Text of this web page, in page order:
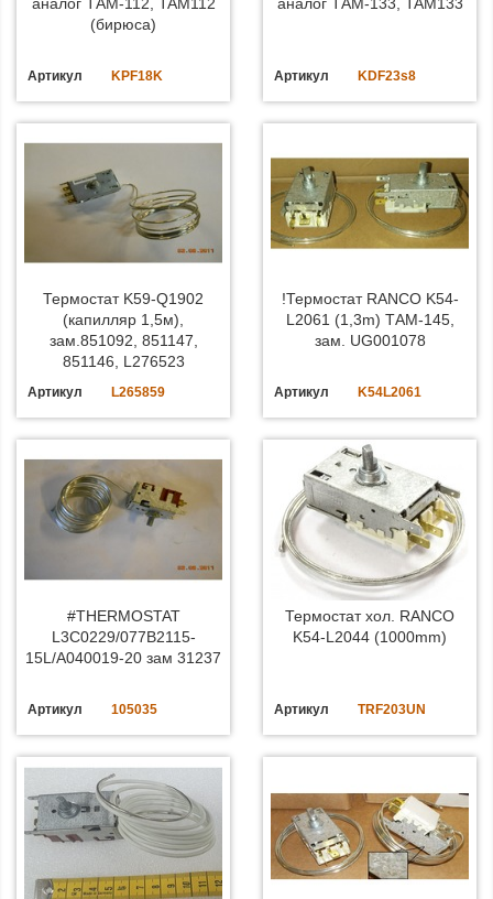
(бирюса)
Артикул KPF18K Артикул KDF23s8
Термостат K59-Q1902
(капилляр 1,5м),
зам.851092, 851147,
851146, L276523
Артикул L265859
!Термостат RANCO K54-
L2061 (1,3m) ТАМ-145,
зам. UG001078
Артикул K54L2061
#THERMOSTAT
L3C0229/077B2115-
15L/A040019-20 зам 31237
Артикул 105035
Термостат хол. RANCO
K54-L2044 (1000mm)
Артикул TRF203UN